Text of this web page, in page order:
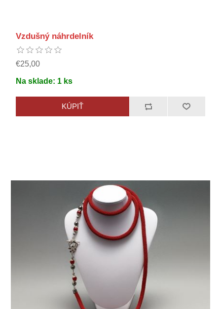
Vzdušný náhrdelník
€25,00
Na sklade: 1 ks